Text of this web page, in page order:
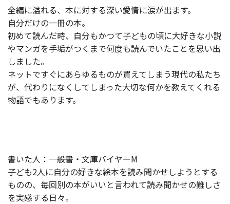
全編に溢れる、本に対する深い愛情に涙が出ます。
自分だけの一冊の本。
初めて読んだ時、自分もかつて子どもの頃に大好きな小説
やマンガを手垢がつくまで何度も読んでいたことを思い出
しました。
ネットですぐにあらゆるものが買えてしまう現代の私たち
が、代わりになくしてしまった大切な何かを教えてくれる
物語でもあります。
書いた人：一般書・文庫バイヤーM
子ども2人に自分の好きな絵本を読み聞かせしようとする
ものの、毎回別の本がいいと言われて読み聞かせの難しさ
を実感する日々。